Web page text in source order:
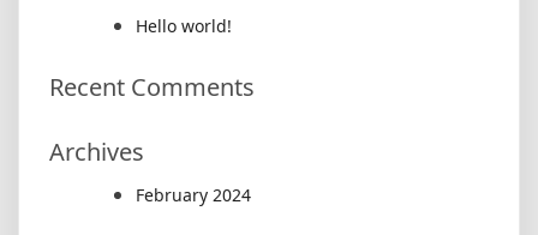
Hello world!
Recent Comments
Archives
February 2024